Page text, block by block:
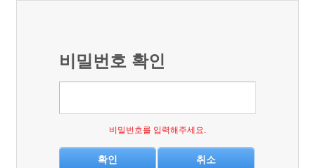
비밀번호 확인
비밀번호를 입력해주세요.